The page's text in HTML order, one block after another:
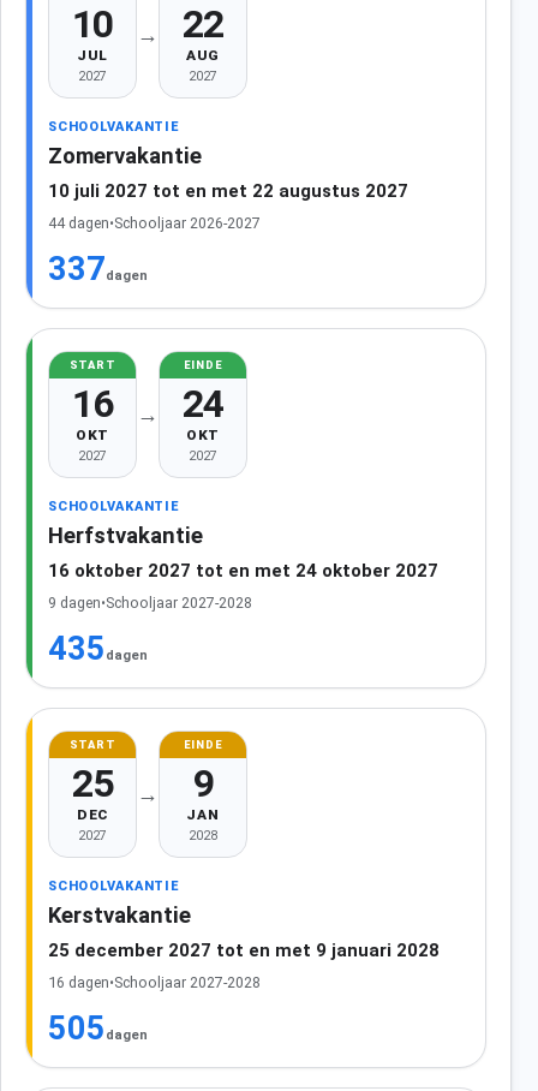
10
JUL
2027
→ 22
AUG
2027
SCHOOLVAKANTIE
Zomervakantie
10 juli 2027 tot en met 22 augustus 2027
44 dagen•Schooljaar 2026-2027
337dagen
START
16
OKT
2027
→
EINDE
24
OKT
2027
SCHOOLVAKANTIE
Herfstvakantie
16 oktober 2027 tot en met 24 oktober 2027
9 dagen•Schooljaar 2027-2028
435 dagen
START
25
DEC
2027
→
EINDE
9
JAN
2028
SCHOOLVAKANTIE
Kerstvakantie
25 december 2027 tot en met 9 januari 2028
16 dagen•Schooljaar 2027-2028
505 dagen